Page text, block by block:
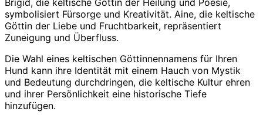
symbolisiert Fürsorge und Kreativität. Aine, die keltische
Göttin der Liebe und Fruchtbarkeit, repräsentiert
Zuneigung und Überfluss.
Die Wahl eines keltischen Göttinnennamens für Ihren
Hund kann ihre Identität mit einem Hauch von Mystik
und Bedeutung durchdringen, die keltische Kultur ehren
und ihrer Persönlichkeit eine historische Tiefe
hinzufügen.